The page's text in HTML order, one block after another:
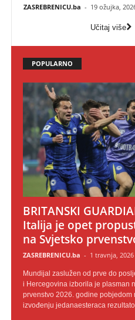
ZASREBRENICU.ba - 19 ožujka,
Učitaj više
POPULARNO
BRITANSKI
Italija je opet
na Svjetsko
ZASREBRENICU.ba - 1 travnja, 2026
Mundijal zaslužen od prve do
i Hercegovina izborila je plasman
prvenstvo 2026. godine pobjedom
izvođenju jedanaesteraca